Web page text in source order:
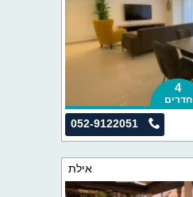
4
חדרים
052-9122051
אילת